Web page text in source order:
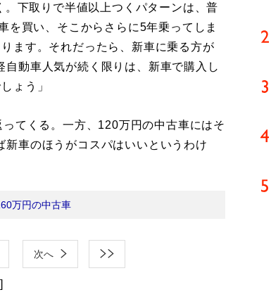
下取りで半値以上つくパターンは、普
を買い、そこからさらに5年乗ってしま
ます。それだったら、新車に乗る方が
動車人気が続く限りは、新車で購入し
ょう」
てくる。一方、120万円の中古車にはそ
車のほうがコスパはいいというわけ
万円の中古車
次へ